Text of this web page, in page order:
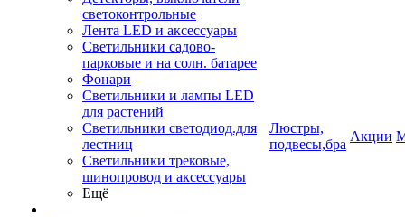
светоконтрольные
Лента LED и аксессуары
Светильники садово-
парковые и на солн. батарее
Фонари
Светильники и лампы LED
для растений
Светильники светодиод.для
лестниц
Светильники трековые,
шинопровод и аксессуары
Ещё
Люстры,
подвесы,бра
Акции